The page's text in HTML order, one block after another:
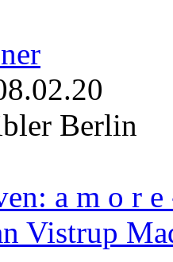
Berlin
a m o r
Vistrup